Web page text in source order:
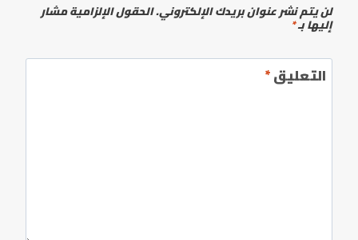
لن يتم نشر عنوان بريدك الإلكتروني.الحقول الإلزامية مشار
إليها بـ*
التعليق*